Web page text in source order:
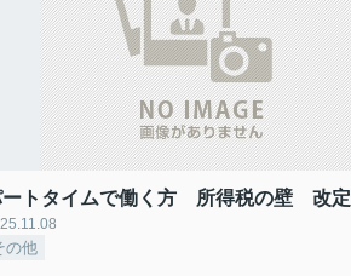
ートタイムで働く方 所得税の壁 改定
の他